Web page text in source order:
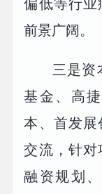
偏低等行业
前景广阔。
三是资
基金、高
本、首发展
交流，针对
融资规划